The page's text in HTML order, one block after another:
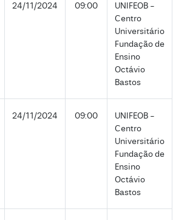
24/11/2024 09:00
UNIFEOB -
Centro
Universitário
Fundação de
Ensino
Octávio
Bastos
24/11/2024 09:00
UNIFEOB -
Centro
Universitário
Fundação de
Ensino
Octávio
Bastos